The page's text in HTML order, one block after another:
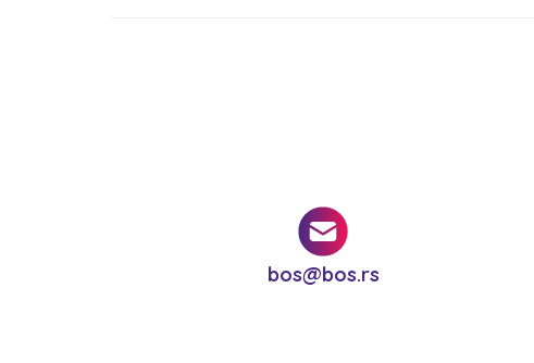
bos@bos.rs